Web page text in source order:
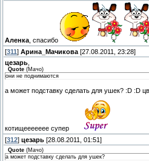
Аленка , спасибо
[311 ] Арина_Мачикова [27.08.2011, 23:28]
цезарь
Quote (Мачо)
они не поднимаются
а может подставку сделать для ушек? :D :D
котищеееееее супер
[312] цезарь [28.08.2011, 01:51]
Quote (Мачо)
а может подставку сделать для ушек?